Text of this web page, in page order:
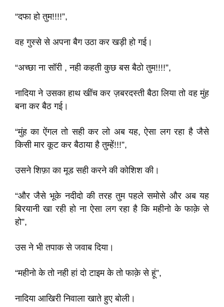
“दफा हो तुम!!!!”,
वह गुस्से से अपना बैग उठा कर खड़ी हो गई।
“अच्छा ना सॉरी , नही कहती कुछ बस बैठो तुम!!!!”,
नादिया ने उसका हाथ खींच कर ज़बरदस्ती बैठा लिया तो वह मुंह
बना कर बैठ गई।
“मुंह का ऐंगल तो सही कर लो अब यह, ऐसा लग रहा है जैसे
किसी मार कूट कर बैठाया है तुम्हें!!!”,
उसने शिफ़ा का मूड सही करने की कोशिश की।
“और जैसे भूके नदीदो की तरह तुम पहले समोसे और अब यह
बिरयानी खा रही हो ना ऐसा लग रहा है कि महीनो के फाक़े से
हो”,
उस ने भी तपाक से जवाब दिया।
“महीनो के तो नही हां दो टाइम के तो फाक़े से हूं”,
नादिया आखिरी निवाला खाते हुए बोली।